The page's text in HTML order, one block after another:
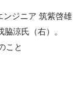
ンジニア 筑紫啓雄
涼氏（右）。
こと